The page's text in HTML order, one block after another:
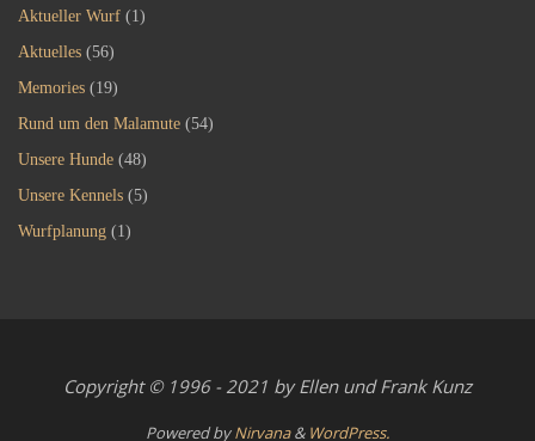
Aktueller Wurf (1)
Aktuelles (56)
Memories (19)
Rund um den Malamute (54)
Unsere Hunde (48)
Unsere Kennels (5)
Wurfplanung (1)
Copyright © 1996 - 2021 by Ellen und Frank Kunz
Powered byNirvana& WordPress.